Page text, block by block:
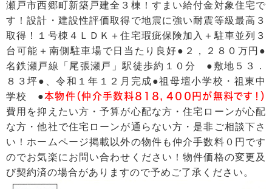
瀬戸市西郷町新築戸建全３棟！すまい給付金対象住宅で
す！設計・建設性評価取得で地震に強い耐震等級最高３
取得！１号棟４ＬＤＫ＋住宅瑕疵保険加入＋駐車並列３
台可能＋南側駐車場で日当たり良好●２，２８０万円●
名鉄瀬戸線「尾張瀬戸」駅徒歩約１０分 ●敷地５３．
８３坪●、令和１年１２月完成●祖母壇小学校・祖東中
学校 ●本物件（仲介手数料８１８，４００円が無料です！）
費用を抑えたい方・予算が心配な方・住宅ローンが心配
な方・他社で住宅ローンが通らない方・是非ご相談下さ
い！ホームページ掲載以外の物件も仲介手数料０円です
のでお気楽にお問い合わせください！物件価格の変更及
び契約済の場合がありますので予めご了承ください。